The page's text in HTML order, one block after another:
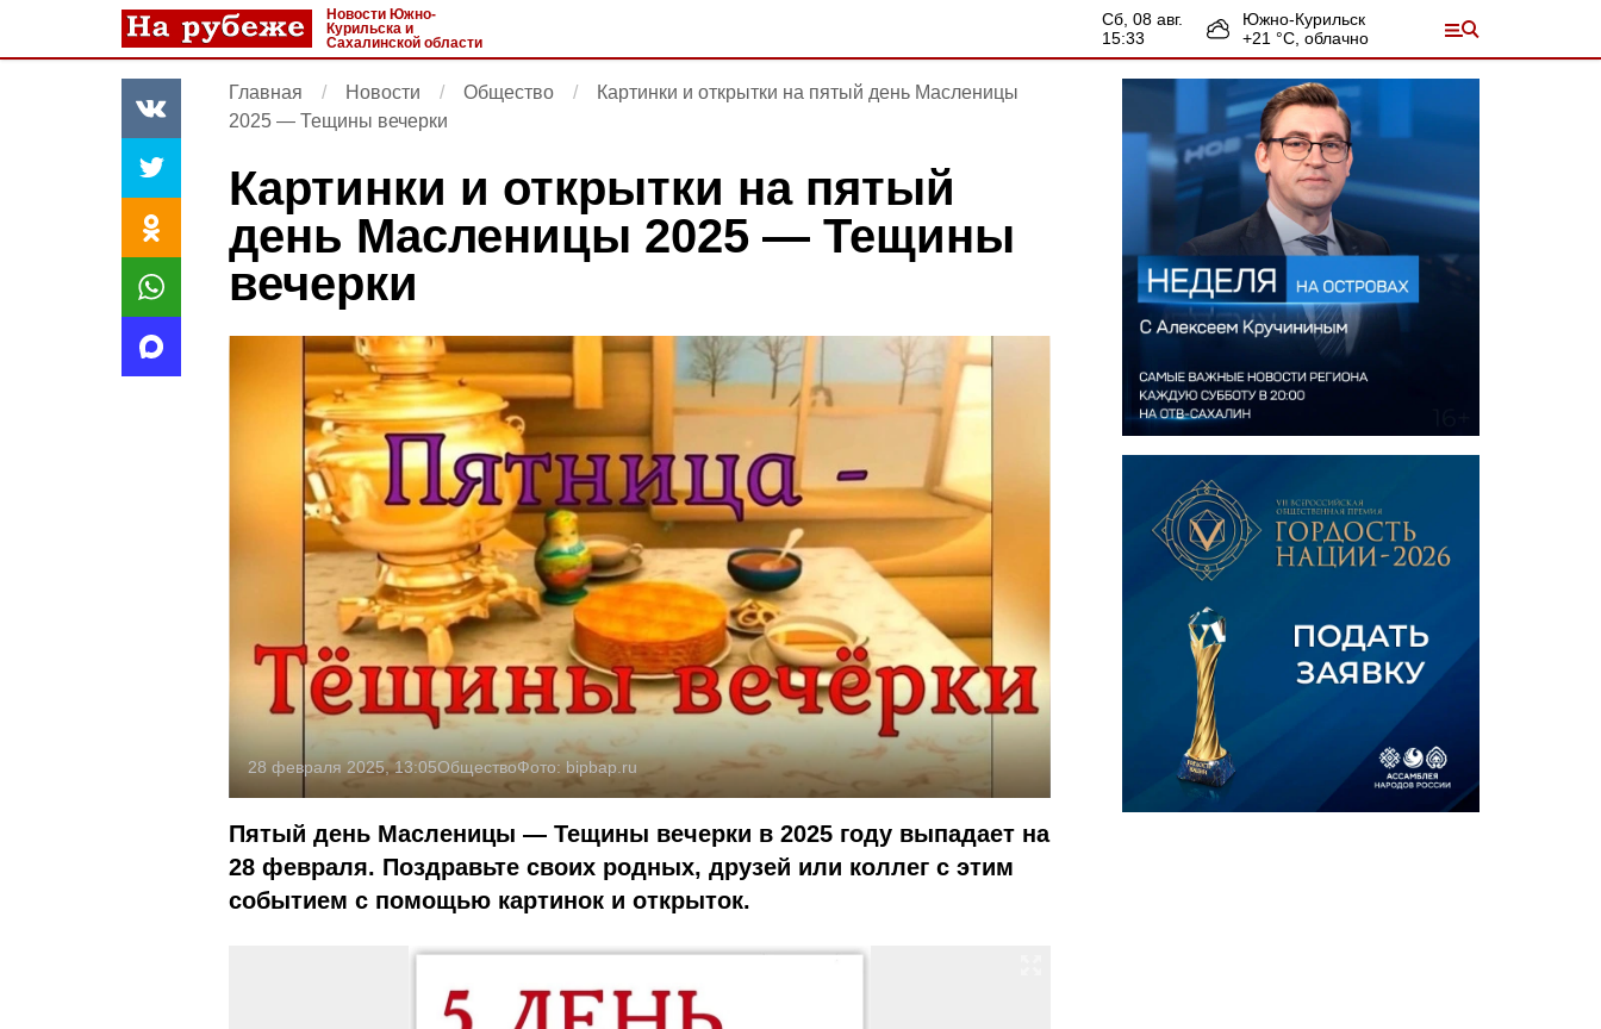
Новости Южно-
Курильска и
Сахалинской области
сб, 08 авг.
15:33
Южно-Курильск
+21 °С, облачно
Главная Новости Общество
Картинки и открытки на пятый день Масленицы
2025 — Тещины вечерки
Картинки и открытки на пятый
день Масленицы 2025 — Тещины
вечерки
28 февраля 2025, 13:05ОбществоФото: bipbap.ru
Пятый день Масленицы — Тещины вечерки в 2025 году выпадает на
28 февраля. Поздравьте своих родных, друзей или коллег с этим
событием с помощью картинок и открыток.